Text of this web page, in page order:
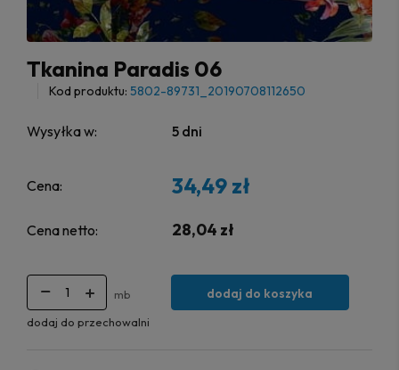
Tkanina Paradis 06
Kod produktu: 5802-89731_20190708112650
Wysyłka w: 5 dni
Cena: 34,49 zł
Cena netto: 28,04 zł
mb dodaj do koszyka
dodaj do przechowalni